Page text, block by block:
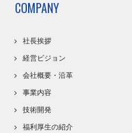
COMPANY
社長挨拶
経営ビジョン
会社概要・沿革
事業内容
技術開発
福利厚生の紹介